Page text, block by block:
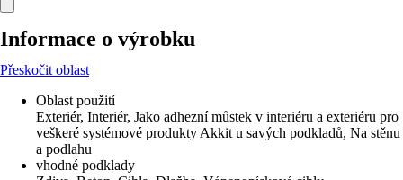
Informace o výrobku
Přeskočit oblast
Oblast použití
Exteriér, Interiér, Jako adhezní můstek v interiéru a exteriéru pro
veškeré systémové produkty Akkit u savých podkladů, Na stěnu
a podlahu
vhodné podklady